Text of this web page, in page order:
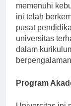
memenuhi
ini telah
pusat
universitas
dalam
Program